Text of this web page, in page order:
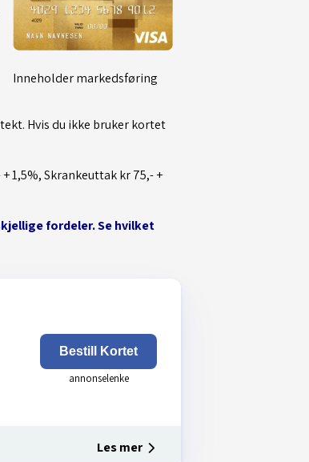
Inneholder markedsføring
Hvis du ikke bruker kortet
1,5%, Skrankeuttak kr 75,- +
fordeler. Se hvilket
Bestill Kortet
Les mer